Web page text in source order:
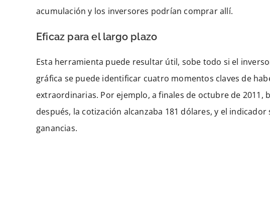
acumulación y los inversores podrían comprar allí.
Eficaz para el largo plazo
Esta herramienta puede resultar útil, sobe todo si el
gráfica se puede identificar cuatro momentos claves de
extraordinarias. Por ejemplo, a finales de octubre de 2011,
después, la cotización alcanzaba 181 dólares, y el
ganancias.